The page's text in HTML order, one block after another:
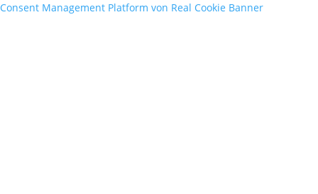
Consent Management Platform von Real Cookie Banner